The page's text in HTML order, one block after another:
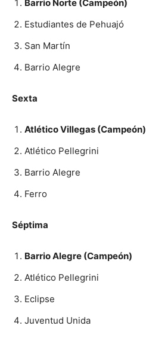
Barrio Norte (Campeón)
Estudiantes de Pehuajó
San Martín
Barrio Alegre
Sexta
Atlético Villegas (Campeón)
Atlético Pellegrini
Barrio Alegre
Ferro
Séptima
Barrio Alegre (Campeón)
Atlético Pellegrini
Eclipse
Juventud Unida